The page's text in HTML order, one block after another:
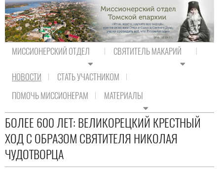
МИССИОНЕРСКИЙ ОТДЕЛ СВЯТИТЕЛЬ МАКАРИЙ
НОВОСТИ
СТАТЬ УЧАСТНИКОМ
ПОМОЧЬ МИССИОНЕРАМ
МАТЕРИАЛЫ
Новости Православия
БОЛЕЕ 600 ЛЕТ: ВЕЛИКОРЕЦКИЙ КРЕСТНЫЙ
ХОД С ОБРАЗОМ СВЯТИТЕЛЯ НИКОЛАЯ
ЧУДОТВОРЦА